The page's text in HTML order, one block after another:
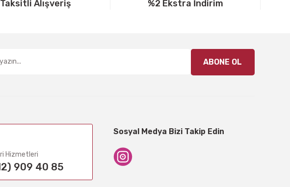
Taksitli Alışveriş %2 Ekstra İndirim
ABONE OL
Hizmetleri
909 40 85
Sosyal Medya Bizi Takip Edin